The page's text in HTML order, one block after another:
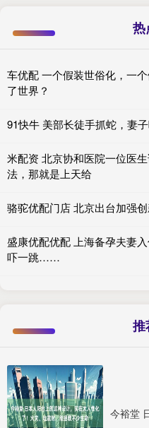
热
车优配 一个假装世俗化，一
了世界？
91快牛 美部长徒手抓蛇，妻
米配资 北京协和医院一位医
法，那就是上天给
骆驼优配门店 北京出台加强
盛康优配优配 上海备孕夫妻
吓一跳……
推